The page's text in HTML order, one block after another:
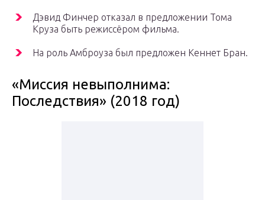
Дэвид Финчер отказал в предложении Тома
Круза быть режиссёром фильма.
На роль Амброуза был предложен Кеннет Бран.
«Миссия невыполнима:
Последствия» (2018 год)